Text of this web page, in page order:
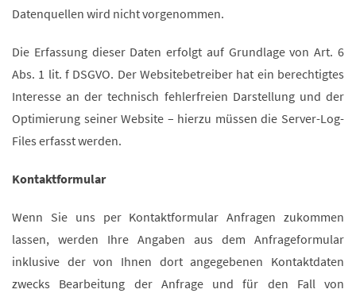
Datenquellen wird nicht vorgenommen.
Die Erfassung dieser Daten erfolgt auf Grundlage von Art. 6
Abs. 1 lit. f DSGVO. Der Websitebetreiber hat ein berechtigtes
Interesse an der technisch fehlerfreien Darstellung und der
Optimierung seiner Website – hierzu müssen die Server-Log-
Files erfasst werden.
Kontaktformular
Wenn Sie uns per Kontaktformular Anfragen zukommen
lassen, werden Ihre Angaben aus dem Anfrageformular
inklusive der von Ihnen dort angegebenen Kontaktdaten
zwecks Bearbeitung der Anfrage und für den Fall von